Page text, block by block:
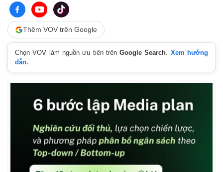
Thêm VOV trên Google
Chọn VOV làm nguồn ưu tiên trênGoogle Search. Xem hướng
dẫn.